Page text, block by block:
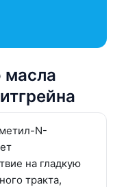
масла
N-
на гладкую
тракта,